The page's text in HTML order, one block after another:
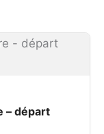
– départ